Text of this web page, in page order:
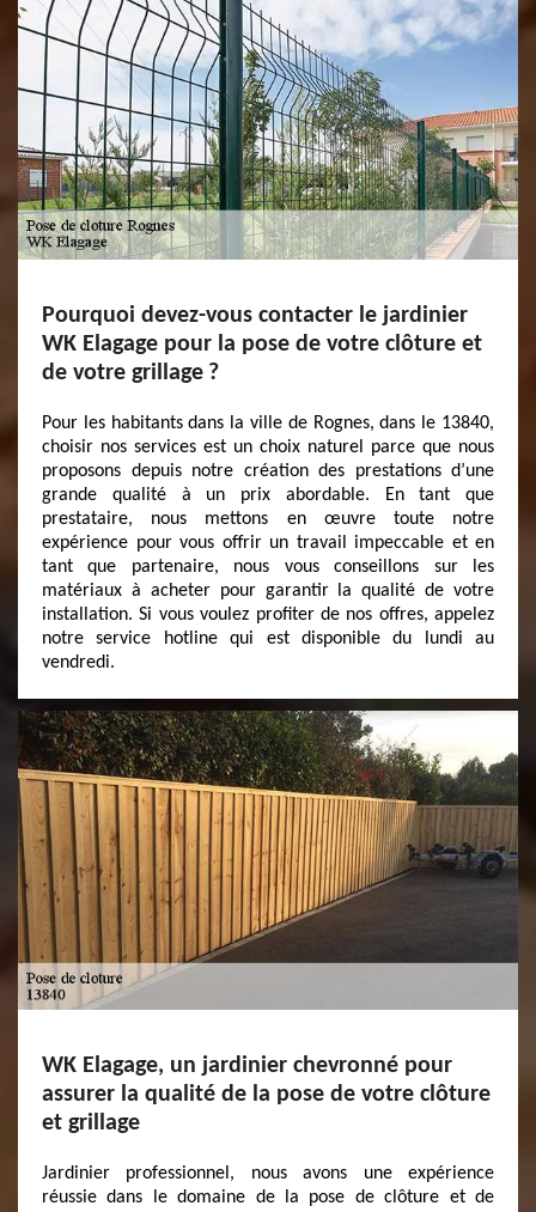
Pourquoi devez-vous contacter le jardinier
WK Elagage pour la pose de votre clôture et
de votre grillage ?
Pour les habitants dans la ville de Rognes, dans le 13840,
choisir nos services est un choix naturel parce que nous
proposons depuis notre création des prestations d’une
grande qualité à un prix abordable. En tant que
prestataire, nous mettons en œuvre toute notre
expérience pour vous offrir un travail impeccable et en
tant que partenaire, nous vous conseillons sur les
matériaux à acheter pour garantir la qualité de votre
installation. Si vous voulez profiter de nos offres, appelez
notre service hotline qui est disponible du lundi au
vendredi.
WK Elagage, un jardinier chevronné pour
assurer la qualité de la pose de votre clôture
et grillage
Jardinier professionnel, nous avons une expérience
réussie dans le domaine de la pose de clôture et de